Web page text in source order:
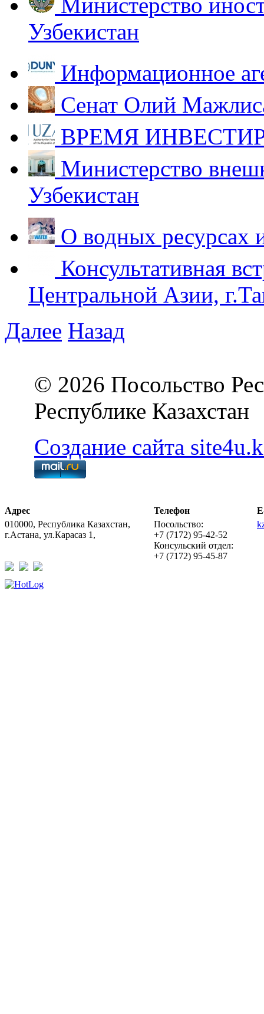
Министерство
Узбекистан
Информационное
Сенат Олий
ВРЕМЯ
Министерство
Узбекистан
О водных ресурсах
Консультативная
Центральной Азии,
Далее Назад
© 2026 Посольство
Республике Казахстан
Создание сайта
Адрес
010000, Республика Казахстан,
г.Астана, ул.Карасаз 1,
Телефон
Посольство:
+7 (7172) 95-42-52
Консульский отдел:
+7 (7172) 95-45-87